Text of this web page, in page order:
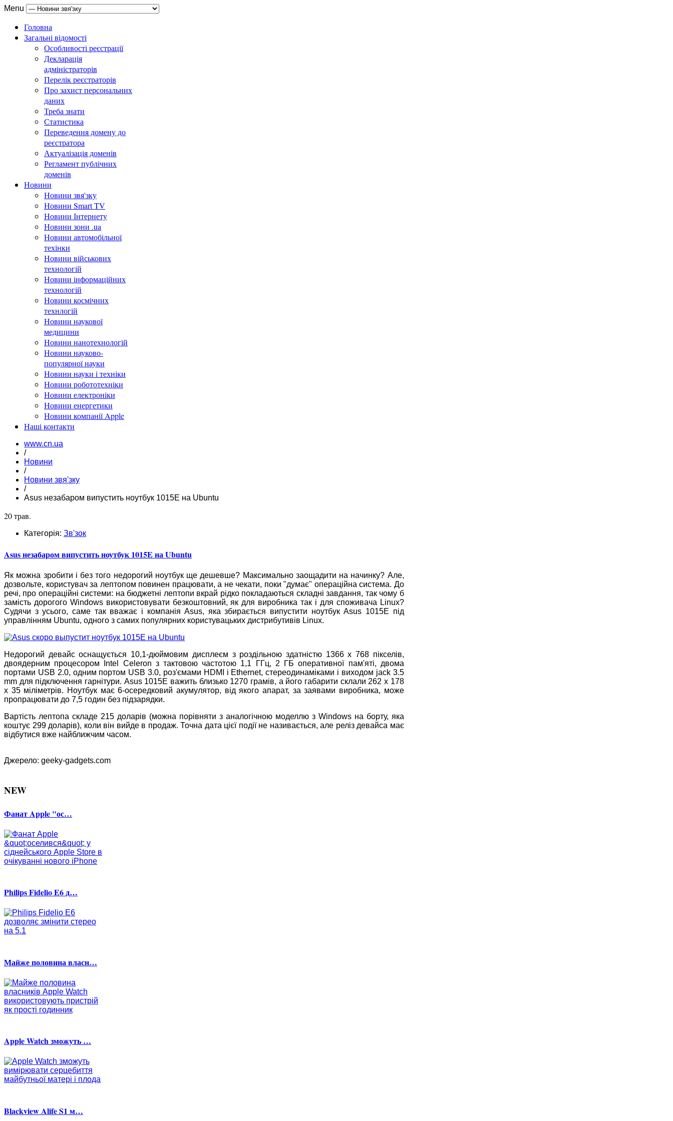
Menu
Головна
Загальні відомості
Особливості реєстрації
Декларація
адміністраторів
Перелік реєстраторів
Про захист персональних
даних
Треба знати
Статистика
Переведення домену до
реєстратора
Актуалізація доменів
Регламент публічних
доменів
Новини
Новини звя'зку
Новини Smart TV
Новини Інтернету
Новини зони .ua
Новини автомобільної
техінки
Новини військових
технологій
Новини інформаційних
технологій
Новини космічних
технлогій
Новини наукової
медицини
Новини нанотехнологій
Новини науково-
популярної науки
Новини науки і техніки
Новини робототехніки
Новини електроніки
Новини енергетики
Новини компанії Apple
Наші контакти
www.cn.ua
/
Новини
/
Новини звя'зку
/
Asus незабаром випустить ноутбук 1015E на Ubuntu
20 трав.
Категорія: Зв'зок
Asus незабаром випустить ноутбук 1015E на Ubuntu
Як можна зробити і без того недорогий ноутбук ще дешевше? Максимально заощадити на начинку? Але,
дозвольте, користувач за лептопом повинен працювати, а не чекати, поки "думає" операційна система. До
речі, про операційні системи: на бюджетні лептопи вкрай рідко покладаються складні завдання, так чому б
замість дорогого Windows використовувати безкоштовний, як для виробника так і для споживача Linux?
Судячи з усього, саме так вважає і компанія Asus, яка збирається випустити ноутбук Asus 1015E під
управлінням Ubuntu, одного з самих популярних користувацьких дистрибутивів Linux.
Недорогий девайс оснащується 10,1-дюймовим дисплеєм з роздільною здатністю 1366 x 768 пікселів,
двоядерним процесором Intel Celeron з тактовою частотою 1,1 ГГц, 2 ГБ оперативної пам'яті, двома
портами USB 2.0, одним портом USB 3.0, роз'ємами HDMI і Ethernet, стереодинаміками і виходом jack 3.5
mm для підключення гарнітури. Asus 1015E важить близько 1270 грамів, а його габарити склали 262 х 178
х 35 міліметрів. Ноутбук має 6-осередковий акумулятор, від якого апарат, за заявами виробника, може
пропрацювати до 7,5 годин без підзарядки.
Вартість лептопа складе 215 доларів (можна порівняти з аналогічною моделлю з Windows на борту, яка
коштує 299 доларів), коли він вийде в продаж. Точна дата цієї події не називається, але реліз девайса має
відбутися вже найближчим часом.
Джерело: geeky-gadgets.com
NEW
Фанат Apple "ос…
Philips Fidelio E6 д…
Майже половина власн…
Apple Watch зможуть …
Blackview Alife S1 м…